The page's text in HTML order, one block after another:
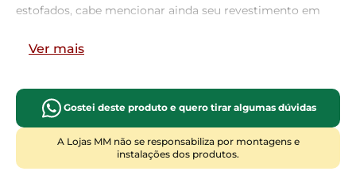
estofados, cabe mencionar ainda seu revestimento em
excelente qualidade, extremamente resistentes e
ambiente, otimizando seu espaço e promovendo
máximo conforto. Pode ser disposta em sala de jantar,
cozinha ou até mesmo na área gourmet, as
possibilidades são infinitas e as combinações ficarão
Ver mais
Gostei deste produto e quero tirar algumas dúvidas
A Lojas MM não se responsabiliza por montagens e
instalações dos produtos.